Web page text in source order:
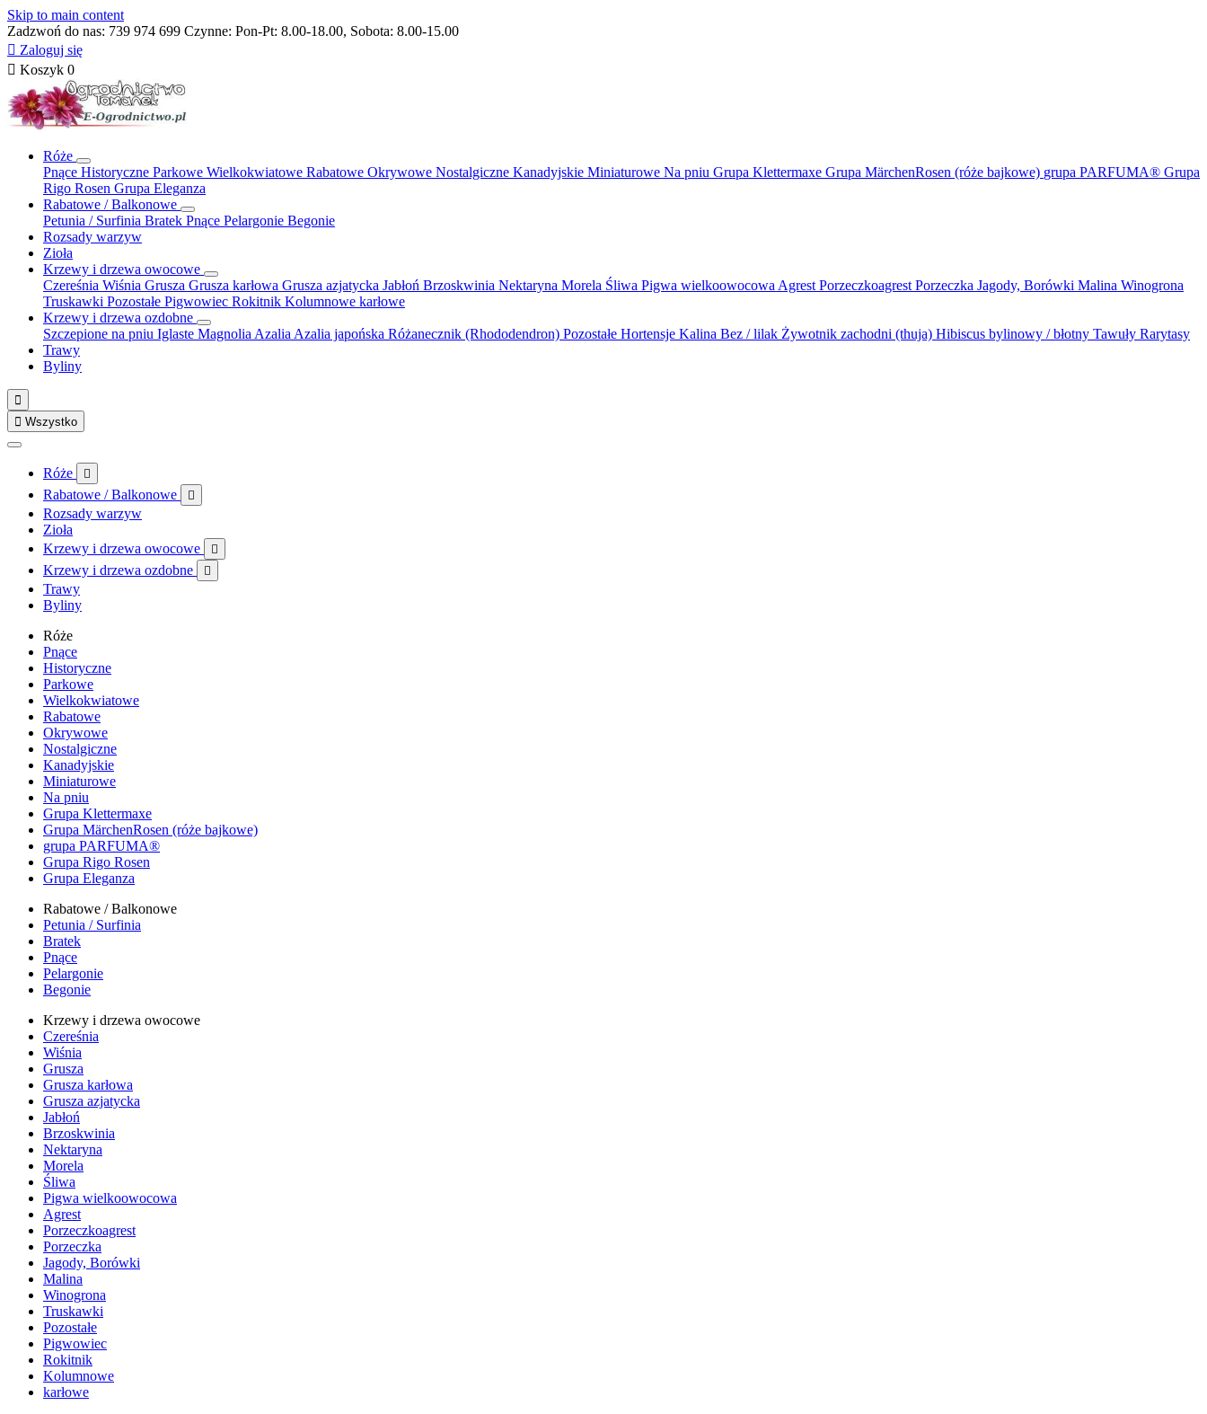
Skip to main content
Zadzwoń do nas: 739 974 699 Czynne: Pon-Pt: 8.00-18.00, Sobota: 8.00-15.00
 Zaloguj się
 Koszyk 0
Róże
Pnące Historyczne Parkowe Wielkokwiatowe Rabatowe Okrywowe Nostalgiczne Kanadyjskie Miniaturowe Na pniu Grupa Klettermaxe Grupa MärchenRosen (róże bajkowe) grupa PARFUMA® Grupa
Rigo Rosen Grupa Eleganza
Rabatowe / Balkonowe
Petunia / Surfinia Bratek Pnące Pelargonie Begonie
Rozsady warzyw
Zioła
Krzewy i drzewa owocowe
Czereśnia Wiśnia Grusza Grusza karłowa Grusza azjatycka Jabłoń Brzoskwinia Nektaryna Morela Śliwa Pigwa wielkoowocowa Agrest Porzeczkoagrest Porzeczka Jagody, Borówki Malina Winogrona
Truskawki Pozostałe Pigwowiec Rokitnik Kolumnowe karłowe
Krzewy i drzewa ozdobne
Szczepione na pniu Iglaste Magnolia Azalia Azalia japońska Różanecznik (Rhododendron) Pozostałe Hortensje Kalina Bez / lilak Żywotnik zachodni (thuja) Hibiscus bylinowy / błotny Tawuły Rarytasy
Trawy
Byliny

 Wszystko
Róże 
Rabatowe / Balkonowe 
Rozsady warzyw
Zioła
Krzewy i drzewa owocowe

Krzewy i drzewa ozdobne 
Trawy
Byliny
Róże
Pnące
Historyczne
Parkowe
Wielkokwiatowe
Rabatowe
Okrywowe
Nostalgiczne
Kanadyjskie
Miniaturowe
Na pniu
Grupa Klettermaxe
Grupa MärchenRosen (róże bajkowe)
grupa PARFUMA®
Grupa Rigo Rosen
Grupa Eleganza
Rabatowe / Balkonowe
Petunia / Surfinia
Bratek
Pnące
Pelargonie
Begonie
Krzewy i drzewa owocowe
Czereśnia
Wiśnia
Grusza
Grusza karłowa
Grusza azjatycka
Jabłoń
Brzoskwinia
Nektaryna
Morela
Śliwa
Pigwa wielkoowocowa
Agrest
Porzeczkoagrest
Porzeczka
Jagody, Borówki
Malina
Winogrona
Truskawki
Pozostałe
Pigwowiec
Rokitnik
Kolumnowe
karłowe